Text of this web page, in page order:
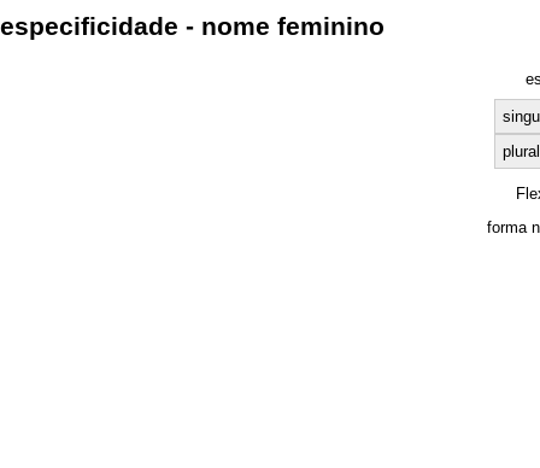
especificidade - nome feminino
plural
forma